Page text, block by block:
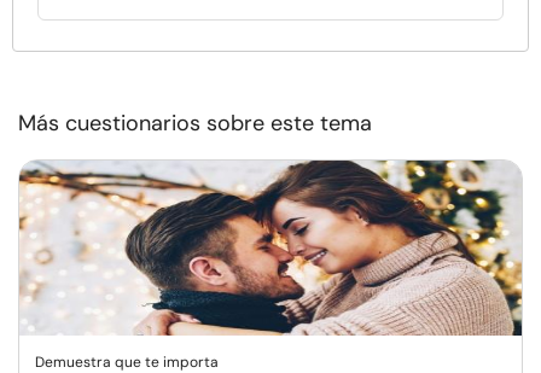
Más cuestionarios sobre este tema
Demuestra que te importa